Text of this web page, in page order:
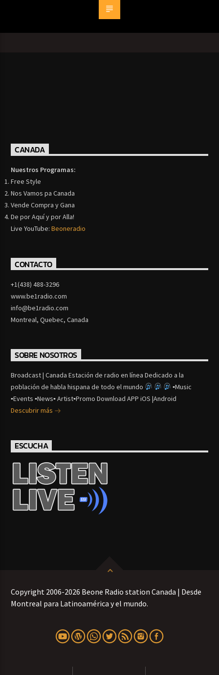
CANADA
Nuestros Programas:
Free Style
Nos Vamos pa Canada
Vende Compra y Gana
De por Aquí y por Alla!
Live YouTube:Beoneradio
CONTACTO
+1(438) 488-3296
www.be1radio.com
info@be1radio.com
Montreal, Quebec, Canada
SOBRE NOSOTROS
Broadcast | Canada Estación de radio en línea Dedicado a la
población de habla hispana de todo el mundo
▪Music
▪Events ▪News▪ Artist▪Promo Download APP iOS |Android
Descubrir más
ESCUCHA
Copyright 2006-2026 Beone Radio station Canada | Desde
Montreal para Latinoamérica y el mundo.